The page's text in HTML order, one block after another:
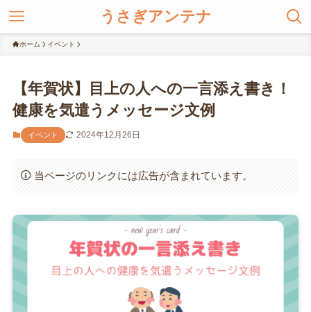
うさぎアンテナ
ホーム イベント
【年賀状】目上の人への一言添え書き！
健康を気遣うメッセージ文例
イベント 2024年12月26日
当ページのリンクには広告が含まれています。